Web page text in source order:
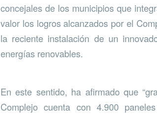
concejales de los municipios que
valor los logros alcanzados por el
la reciente instalación de un
energías renovables.
En este sentido, ha afirmado que
Complejo cuenta con 4.900